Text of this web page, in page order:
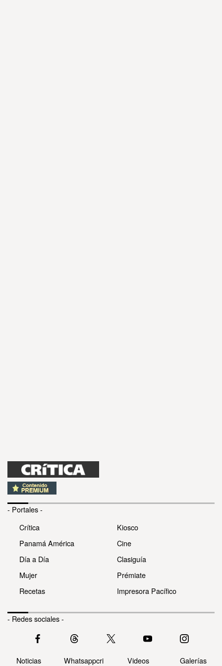
- Portales -
Crítica
Panamá América
Día a Día
Mujer
Recetas
Kiosco
Cine
Clasiguía
Prémiate
Impresora Pacífico
- Redes sociales -
Noticias Whatsappcri Videos Galerías